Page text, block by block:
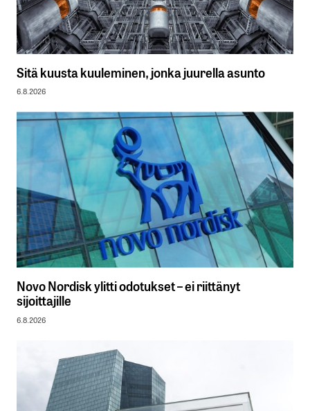
Sitä kuusta kuuleminen, jonka juurella asunto
6.8.2026
Novo Nordisk ylitti odotukset – ei riittänyt
sijoittajille
6.8.2026